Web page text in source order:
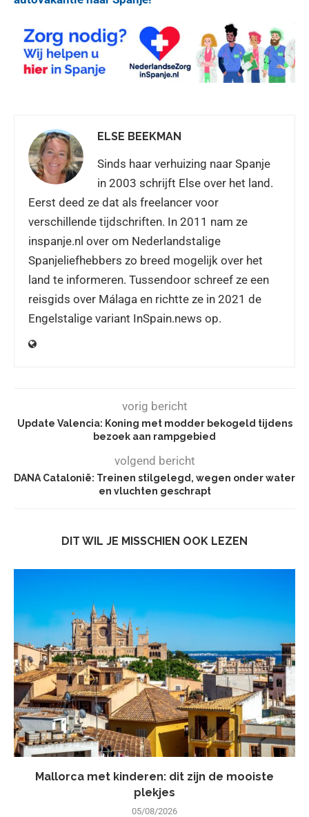
ELSE BEEKMAN
Sinds haar verhuizing naar Spanje
in 2003 schrijft Else over het land.
Eerst deed ze dat als freelancer voor
verschillende tijdschriften. In 2011 nam ze
inspanje.nl over om Nederlandstalige
Spanjeliefhebbers zo breed mogelijk over het
land te informeren. Tussendoor schreef ze een
reisgids over Málaga en richtte ze in 2021 de
Engelstalige variant InSpain.news op.
vorig bericht
Update Valencia: Koning met modder bekogeld tijdens
bezoek aan rampgebied
volgend bericht
DANA Catalonië: Treinen stilgelegd, wegen onder water
en vluchten geschrapt
DIT WIL JE MISSCHIEN OOK LEZEN
Mallorca met kinderen: dit zijn de mooiste
plekjes
05/08/2026